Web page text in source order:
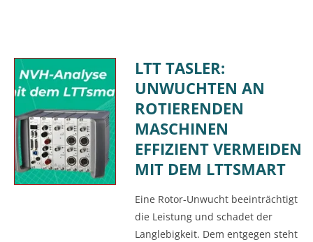
LTT TASLER:
UNWUCHTEN AN
ROTIERENDEN
MASCHINEN
EFFIZIENT VERMEIDEN
MIT DEM LTTSMART
Eine Rotor-Unwucht beeinträchtigt
die Leistung und schadet der
Langlebigkeit. Dem entgegen steht